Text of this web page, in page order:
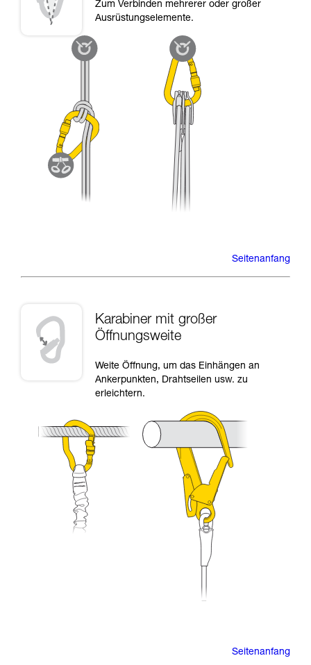
Zum Verbinden mehrerer oder großer
Ausrüstungselemente.
Seitenanfang
Karabiner mit großer
Öffnungsweite
Weite Öffnung, um das Einhängen an
Ankerpunkten, Drahtseilen usw. zu
erleichtern.
Seitenanfang